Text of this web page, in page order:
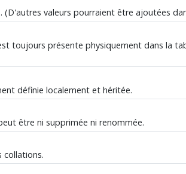
(D'autres valeurs pourraient être ajoutées
toujours présente physiquement dans la
définie localement et héritée.
être ni supprimée ni renommée.
collations.